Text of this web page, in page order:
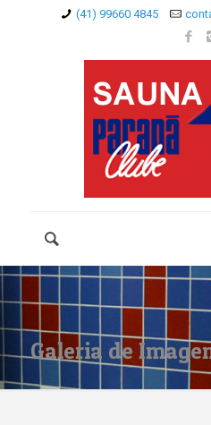
(41) 99660 4845
Galeria de